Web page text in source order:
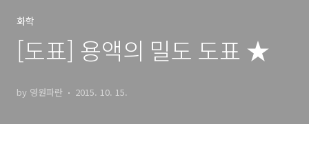
화학
[도표] 용액의 밀도 도표 ★
by 영원파란 2015. 10. 15.